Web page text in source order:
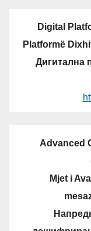
Digital
Platformë
Дигитална
Advanced
Mjet i